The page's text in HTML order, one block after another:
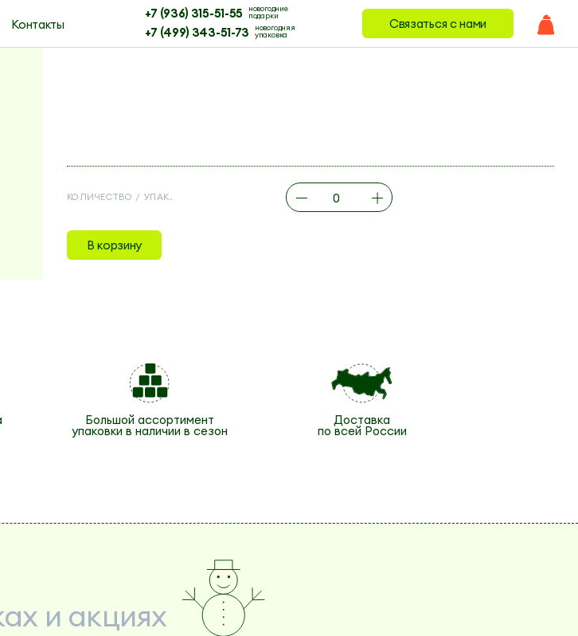
Контакты
+7 (936) 315-51-55 новогодние
подарки
+7 (499) 343-51-73 новогодняя
упаковка
Связаться с нами
КОЛИЧЕСТВО / УПАК.
В корзину
Большой ассортимент
упаковки в наличии в сезон
Доставка
по всей России
и акциях